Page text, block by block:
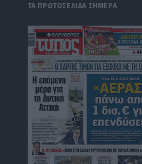
ΤΑ ΠΡΩΤΟΣΕΛΙΔΑ ΣΗΜΕΡΑ